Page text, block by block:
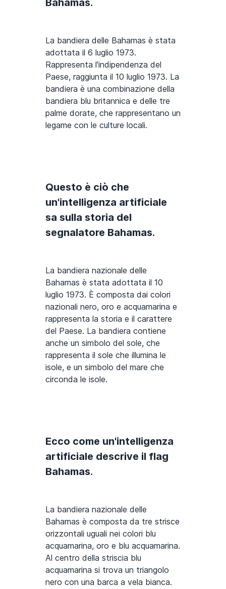
Bahamas.
La bandiera delle Bahamas è stata
adottata il 6 luglio 1973.
Rappresenta l'indipendenza del
Paese, raggiunta il 10 luglio 1973. La
bandiera è una combinazione della
bandiera blu britannica e delle tre
palme dorate, che rappresentano un
legame con le culture locali.
Questo è ciò che
un'intelligenza artificiale
sa sulla storia del
segnalatore Bahamas.
La bandiera nazionale delle
Bahamas è stata adottata il 10
luglio 1973. È composta dai colori
nazionali nero, oro e acquamarina e
rappresenta la storia e il carattere
del Paese. La bandiera contiene
anche un simbolo del sole, che
rappresenta il sole che illumina le
isole, e un simbolo del mare che
circonda le isole.
Ecco come un'intelligenza
artificiale descrive il flag
Bahamas.
La bandiera nazionale delle
Bahamas è composta da tre strisce
orizzontali uguali nei colori blu
acquamarina, oro e blu acquamarina.
Al centro della striscia blu
acquamarina si trova un triangolo
nero con una barca a vela bianca.